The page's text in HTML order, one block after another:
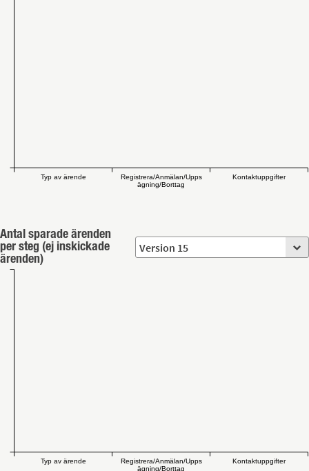
Typ av ärende
Registrera/Anmälan/Upps
ägning/Borttag
Kontaktuppgifter
Antal sparade ärenden
per steg (ej inskickade
ärenden)
Typ av ärende
Registrera/Anmälan/Upps
ägning/Borttag
Kontaktuppgifter